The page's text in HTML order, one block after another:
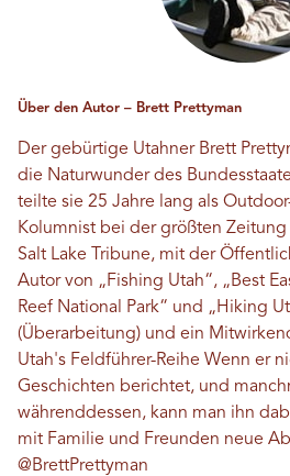
Über den Autor – Brett Prettyman
Der gebürtige Utahner Brett
die Naturwunder des
teilte sie 25 Jahre lang als
Kolumnist bei der größten
Salt Lake Tribune, mit der
Autor von „Fishing Utah“, „Best
Reef National Park“ und „Hiking
(Überarbeitung) und ein
Utah's Feldführer-Reihe Wenn er
Geschichten berichtet, und
währenddessen, kann man ihn
mit Familie und Freunden neue
@BrettPrettyman